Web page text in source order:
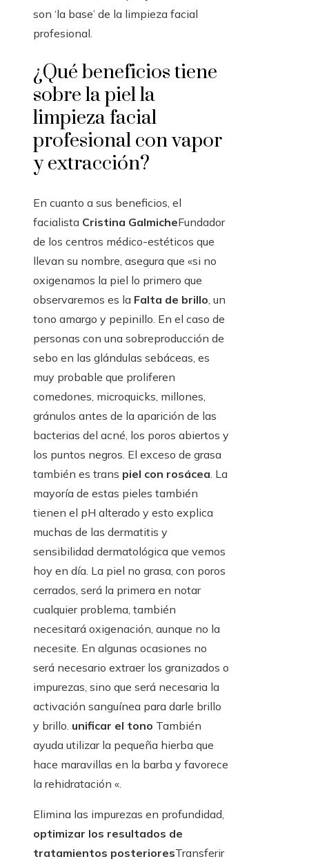
son ‘la base’ de la limpieza facial
profesional.
¿Qué beneficios tiene
sobre la piel la
limpieza facial
profesional con vapor
y extracción?
En cuanto a sus beneficios, el
facialista Cristina GalmicheFundador
de los centros médico-estéticos que
llevan su nombre, asegura que «si no
oxigenamos la piel lo primero que
observaremos es la Falta de brillo, un
tono amargo y pepinillo. En el caso de
personas con una sobreproducción de
sebo en las glándulas sebáceas, es
muy probable que proliferen
comedones, microquicks, millones,
gránulos antes de la aparición de las
bacterias del acné, los poros abiertos y
los puntos negros. El exceso de grasa
también es trans piel con rosácea. La
mayoría de estas pieles también
tienen el pH alterado y esto explica
muchas de las dermatitis y
sensibilidad dermatológica que vemos
hoy en día. La piel no grasa, con poros
cerrados, será la primera en notar
cualquier problema, también
necesitará oxigenación, aunque no la
necesite. En algunas ocasiones no
será necesario extraer los granizados o
impurezas, sino que será necesaria la
activación sanguínea para darle brillo
y brillo. unificar el tono También
ayuda utilizar la pequeña hierba que
hace maravillas en la barba y favorece
la rehidratación «.
Elimina las impurezas en profundidad,
optimizar los resultados de
tratamientos posterioresTransferir